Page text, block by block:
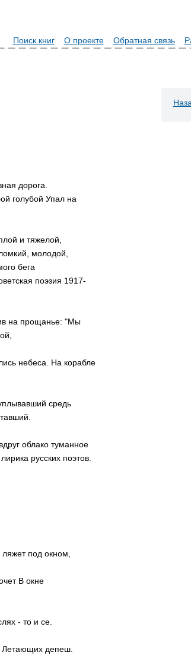
Поиск книг О проекте Обратная связь
дорога.
голубой Упал на
и тяжелой,
молодой,
бега
поэзия 1917-
на прощанье: "Мы
небеса. На корабле
средь
облако туманное
русских поэтов.
под окном,
В окне
- то и се.
Летающих депеш.